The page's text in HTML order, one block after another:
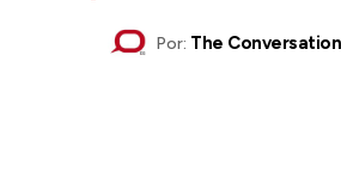
Por: The Conversation